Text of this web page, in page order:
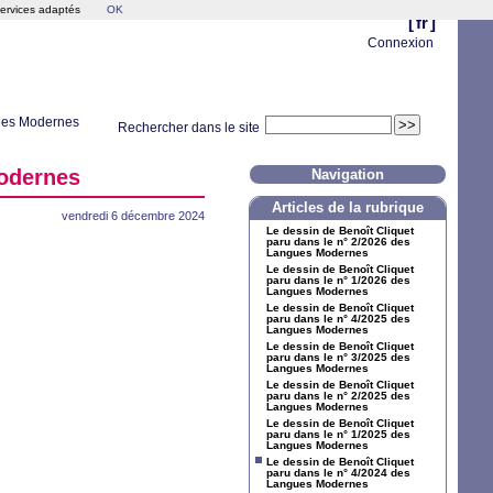
[ fr ]
Connexion
Rechercher dans le site
Modernes
vendredi 6 décembre 2024
Navigation
Articles de la rubrique
Le dessin de Benoît Cliquet
paru dans le n° 2/2026 des
Langues Modernes
Le dessin de Benoît Cliquet
paru dans le n° 1/2026 des
Langues Modernes
Le dessin de Benoît Cliquet
paru dans le n° 4/2025 des
Langues Modernes
Le dessin de Benoît Cliquet
paru dans le n° 3/2025 des
Langues Modernes
Le dessin de Benoît Cliquet
paru dans le n° 2/2025 des
Langues Modernes
Le dessin de Benoît Cliquet
paru dans le n° 1/2025 des
Langues Modernes
Le dessin de Benoît Cliquet
paru dans le n° 4/2024 des
Langues Modernes
adaptés OK